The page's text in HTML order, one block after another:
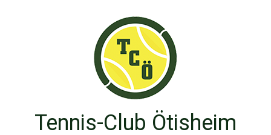
Tennis-Club Ötisheim